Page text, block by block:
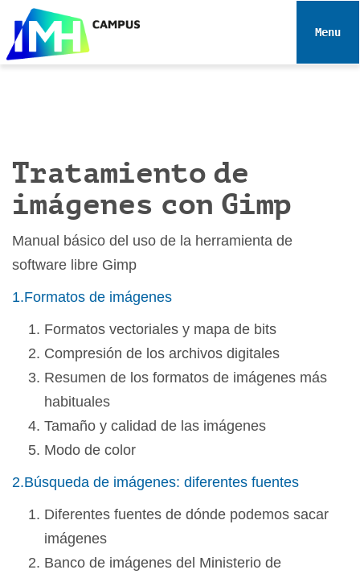
e
Toggle
Tratamiento de
imágenes con Gimp
Manual básico del uso de la herramienta de
software libre Gimp
1.Formatos de imágenes
Formatos vectoriales y mapa de bits
Compresión de los archivos digitales
Resumen de los formatos de imágenes más
habituales
Tamaño y calidad de las imágenes
Modo de color
2.Búsqueda de imágenes: diferentes fuentes
Diferentes fuentes de dónde podemos sacar
imágenes
Banco de imágenes del Ministerio de